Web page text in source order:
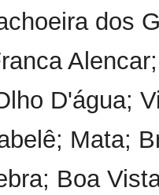
dos
D'água;
Mata;
Boa